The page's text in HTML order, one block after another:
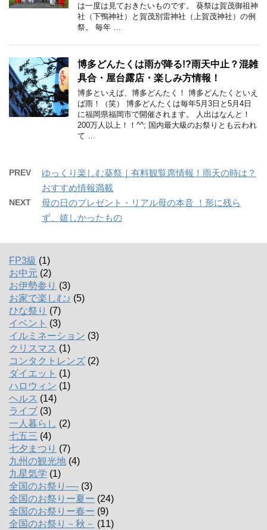
は一度は見ておきたいものです。 葵祭は賀茂御祖神
社（下鴨神社）と賀茂別雷神社（上賀茂神社）の例
祭。 毎年 …
博多どんたくは雨が降る!?雨天中止？混雑
具合・屋台露店・楽しみ方情報！
博多といえば、博多どんたく！ 博多どんたくといえ
ば雨！（笑） 博多どんたくは毎年5月3日と5月4日
に福岡県福岡市で開催されます。 人出はなんと！
200万人以上！！^^; 国内最大級のお祭りとも云われ
て …
PREV
ゆっくり楽しむ葵祭｜有料観覧席情報！雨天の時は？
おすすめ情報満載
NEXT
母の日のプレゼント・リアル母の本音 ！形に残ら
ず、嬉しかったもの
FP3級 (1)
お中元 (2)
お伊勢参り (3)
お家で楽しむ♪ (5)
ひな祭り (7)
イベント (3)
イルミネーション (3)
クリスマス (1)
コンタクトレンズ (2)
ダイエット (1)
ハロウィン (1)
ヘルス (14)
ライブ (3)
一人暮らし (2)
七五三 (4)
七夕まつり (7)
九州の観光地 (4)
九星気学 (1)
全国のお祭り―- (3)
全国のお祭りー夏ー (24)
全国のお祭りー春ー (9)
全国のお祭り－秋－ (11)